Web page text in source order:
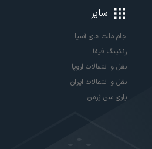
سایر
جام ملت های آسیا
رنکینگ فیفا
نقل و انتقالات اروپا
نقل و انتقالات ایران
پاری سن ژرمن